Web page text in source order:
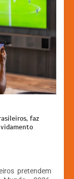
faz
pretendem